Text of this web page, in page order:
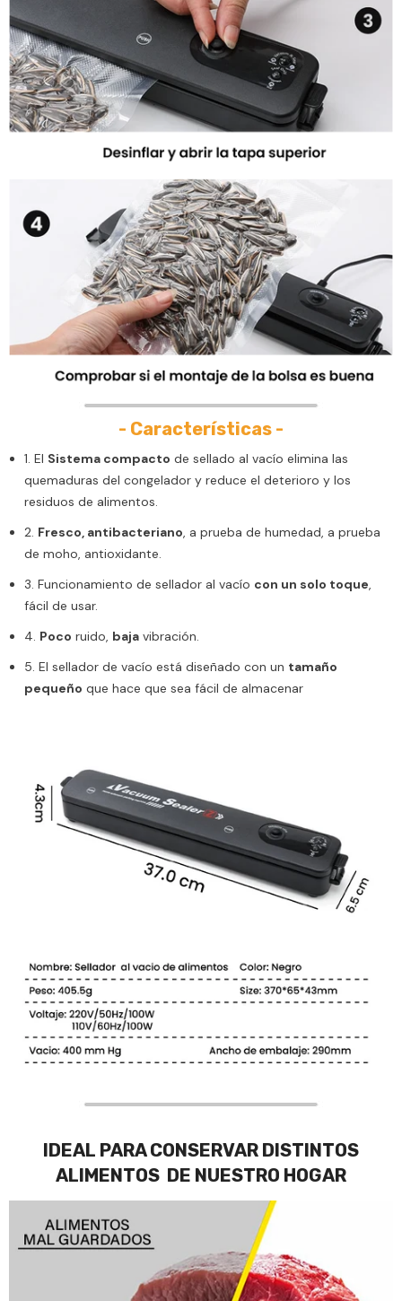
- Características -
1. El Sistema compacto de sellado al vacío elimina las
quemaduras del congelador y reduce el deterioro y los
residuos de alimentos.
2. Fresco, antibacteriano, a prueba de humedad, a prueba
de moho, antioxidante.
3. Funcionamiento de sellador al vacío con un solo toque,
fácil de usar.
4. Poco ruido, baja vibración.
5. El sellador de vacío está diseñado con un tamaño
pequeño que hace que sea fácil de almacenar
IDEAL PARA CONSERVAR DISTINTOS
ALIMENTOS DE NUESTRO HOGAR